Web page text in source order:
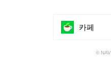
카페
공
©